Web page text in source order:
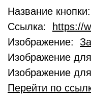
Название
Ссылка:
https://
Изображение:
Изображение
Изображение
Перейти по